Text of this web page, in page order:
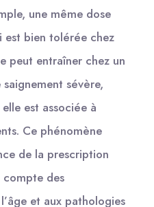
une même dose
est bien tolérée chez
peut entraîner chez un
sévère,
est associée à
Ce phénomène
de la prescription
des
et aux pathologies